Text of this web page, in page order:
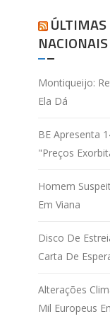
NACIONAIS
Montiqueijo:
Ela Dá
BE Apresenta
"preços
Homem
Em Viana
Disco De
Carta De
Alterações
Mil Europeus